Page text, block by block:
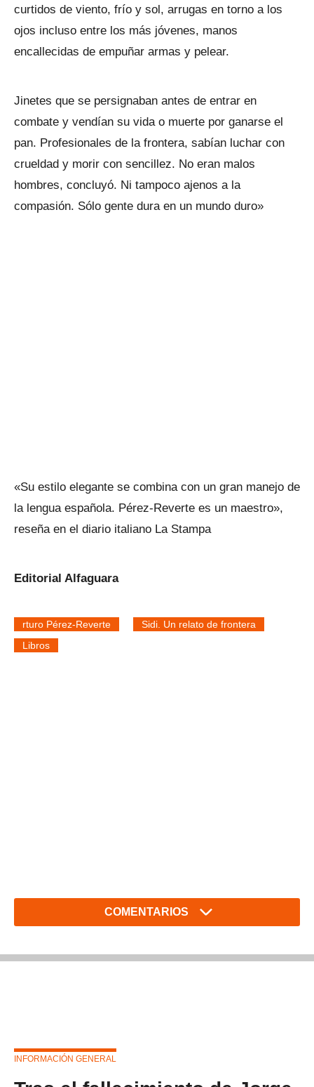
curtidos de viento, frío y sol, arrugas en torno a los
ojos incluso entre los más jóvenes, manos
encallecidas de empuñar armas y pelear.
Jinetes que se persignaban antes de entrar en
combate y vendían su vida o muerte por ganarse el
pan. Profesionales de la frontera, sabían luchar con
crueldad y morir con sencillez. No eran malos
hombres, concluyó. Ni tampoco ajenos a la
compasión. Sólo gente dura en un mundo duro»
«Su estilo elegante se combina con un gran manejo de
la lengua española. Pérez-Reverte es un maestro»,
reseña en el diario italiano La Stampa
Editorial Alfaguara
rturo Pérez-Reverte
Sidi. Un relato de frontera
Libros
COMENTARIOS